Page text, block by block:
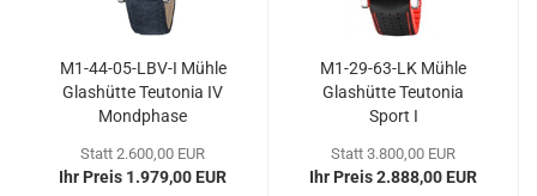
M1-​44-​05-LBV-I Mühle
Glas­hüt­te Teu­to­nia IV
Mond­pha­se
Statt 2.600,00 EUR
Ihr Preis 1.979,00 EUR
M1-​29-​63-LK Mühle
Glas­hüt­te Teu­to­nia
Sport I
Statt 3.800,00 EUR
Ihr Preis 2.888,00 EUR